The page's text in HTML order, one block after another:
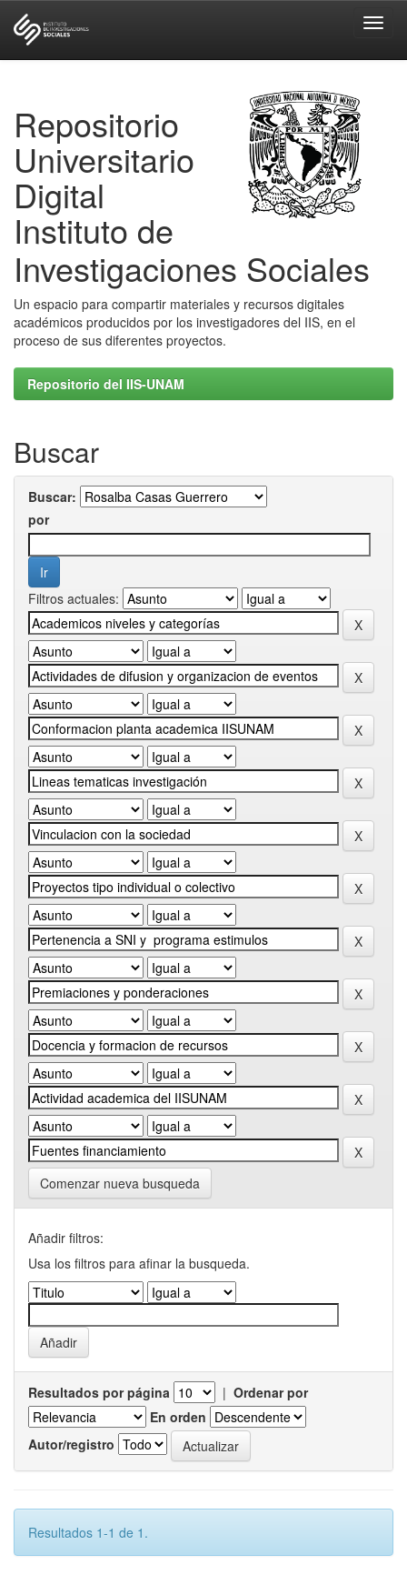
Repositorio
Universitario
Digital
Instituto de
Investigaciones Sociales
Un espacio para compartir materiales y recursos digitales
académicos producidos por los investigadores del IIS, en el
proceso de sus diferentes proyectos.
Repositorio del IIS-UNAM
Buscar
Buscar:
por
Filtros actuales:
Comenzar nueva busqueda
Añadir filtros:
Usa los filtros para afinar la busqueda.
Resultados por página | Ordenar por
En orden
Autor/registro
Resultados 1-1 de 1.